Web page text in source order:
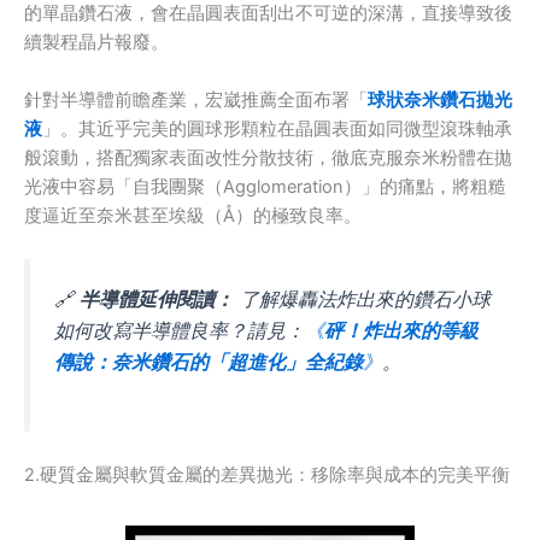
的單晶鑽石液，會在晶圓表面刮出不可逆的深溝，直接導致後
續製程晶片報廢。
針對半導體前瞻產業，宏崴推薦全面布署「球狀奈米鑽石拋光
液 」。其近乎完美的圓球形顆粒在晶圓表面如同微型滾珠軸承
般滾動，搭配獨家表面改性分散技術，徹底克服奈米粉體在拋
光液中容易「自我團聚（Agglomeration）」的痛點，將粗糙
度逼近至奈米甚至埃級（Å）的極致良率。
🔗 半導體延伸閱讀：
了解爆轟法炸出來的鑽石小球
如何改寫半導體良率？請見：
《砰！炸出來的等級
傳說：奈米鑽石的「超進化」全紀錄》 。
2.硬質金屬與軟質金屬的差異拋光：移除率與成本的完美平衡